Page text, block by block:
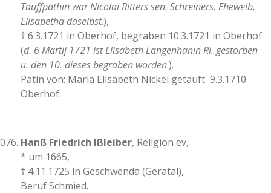
Tauffpathin war Nicolai Ritters sen. Schreiners, Eheweib,
Elisabetha daselbst.),
† 6.3.1721 in Oberhof, begraben 10.3.1721 in Oberhof
(d. 6 Martij 1721 ist Elisabeth Langenhanin Rl. gestorben
u. den 10. dieses begraben worden.).
Patin von: Maria Elisabeth Nickel getauft 9.3.1710
Oberhof.
Hanß Friedrich Ißleiber, Religion ev,
* um 1665,
† 4.11.1725 in Geschwenda (Geratal),
Beruf Schmied.